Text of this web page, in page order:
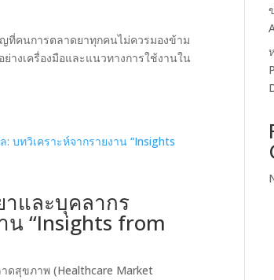
ญที่คนการตลาดยาทุกคนไม่ควรมองข้าม
งเครื่องมือและแนวทางการใช้งานใน
าและบุคลากร
น “Insights from
ดสุขภาพ (Healthcare Market